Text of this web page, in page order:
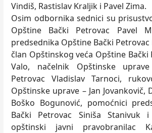
Vindiš, Rastislav Kraljik i Pavel Zima.
Osim odbornika sednici su
Opštine Bački Petrovac Pavel
predsednika Opštine Bački Petrovac
član Opštinskog veća Opštine Bački
Valo, načelnik Opštinske
Petrovac Vladislav Tarnoci,
Opštinske uprave – Jan Jovankovič,
Boško Bogunović, pomoćnici
Bački Petrovac Siniša Stanivuk
opštinski javni pravobranilac